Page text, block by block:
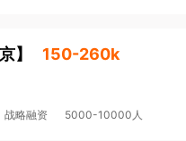
】 150-260k
战略融资 5000-10000人